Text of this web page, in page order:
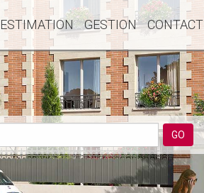
ESTIMATION GESTION CONTACT
GO